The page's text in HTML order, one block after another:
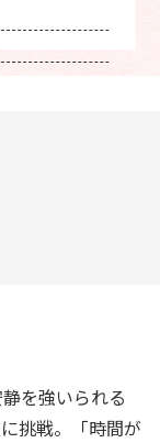
を強いられる
挑戦。「時間が